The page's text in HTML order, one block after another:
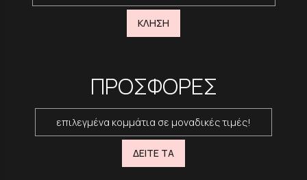
ΚΛΗΣΗ
ΠΡΟΣΦΟΡΕΣ
επιλεγμένα κομμάτια σε μοναδικές τιμές!
ΔΕΙΤΕ ΤΑ